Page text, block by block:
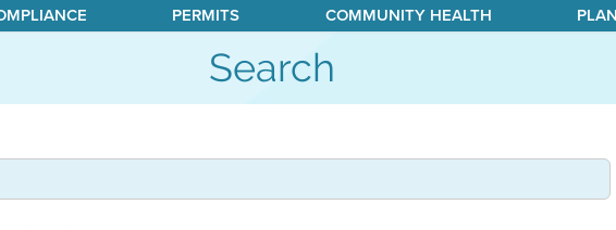
PERMITS COMMUNITY HEALTH
Search